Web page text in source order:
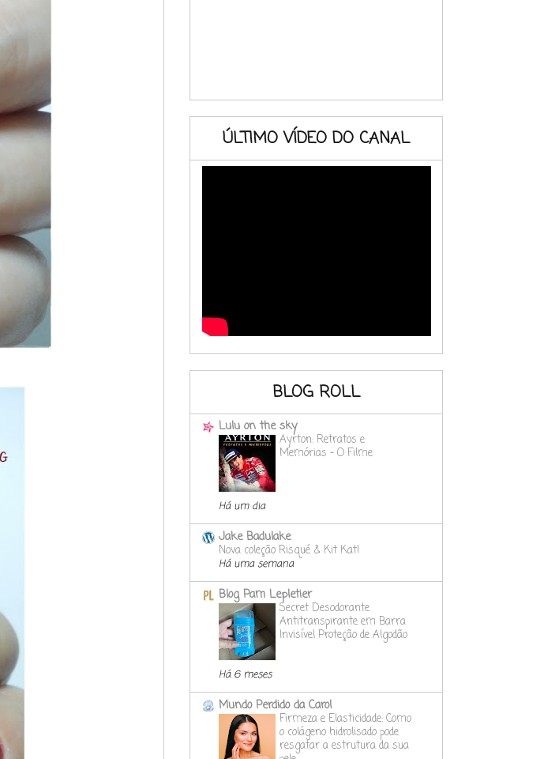
ÚLTIMO VÍDEO DO CANAL
BLOG ROLL
Lulu on the sky
Ayrton: Retratos e
Memórias - O Filme
Há um dia
Jake Badulake
Nova coleção Risqué & Kit Kat!
Há uma semana
Blog Pam Lepletier
Secret Desodorante
Antitranspirante em Barra
Invisível Proteção de Algodão
Há 6 meses
Mundo Perdido da Carol
Firmeza e Elasticidade: Como
o colágeno hidrolisado pode
resgatar a estrutura da sua